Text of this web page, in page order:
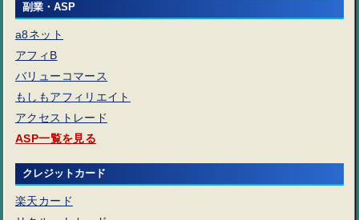
副業・ASP
a8ネット
アフィB
バリューコマース
もしもアフィリエイト
アクセストレード
ASP一覧を見る
クレジットカード
楽天カード